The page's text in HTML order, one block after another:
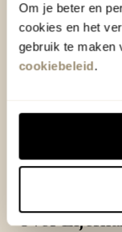
Om je beter en
cookies en het
gebruik te maken
cookiebeleid.
Adres &
Outlet
Adres &
Over